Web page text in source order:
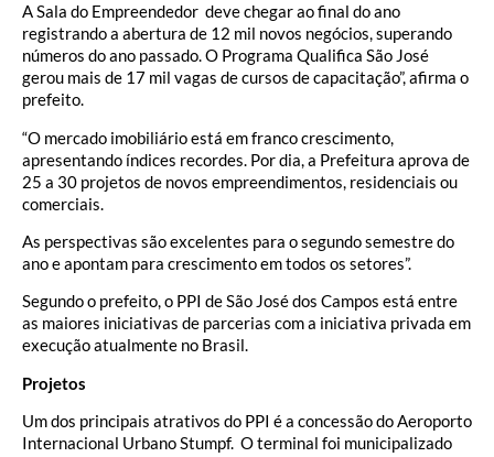
A Sala do Empreendedor deve chegar ao final do ano
registrando a abertura de 12 mil novos negócios, superando
números do ano passado. O Programa Qualifica São José
gerou mais de 17 mil vagas de cursos de capacitação”, afirma o
prefeito.
“O mercado imobiliário está em franco crescimento,
apresentando índices recordes. Por dia, a Prefeitura aprova de
25 a 30 projetos de novos empreendimentos, residenciais ou
comerciais.
As perspectivas são excelentes para o segundo semestre do
ano e apontam para crescimento em todos os setores”.
Segundo o prefeito, o PPI de São José dos Campos está entre
as maiores iniciativas de parcerias com a iniciativa privada em
execução atualmente no Brasil.
Projetos
Um dos principais atrativos do PPI é a concessão do Aeroporto
Internacional Urbano Stumpf. O terminal foi municipalizado